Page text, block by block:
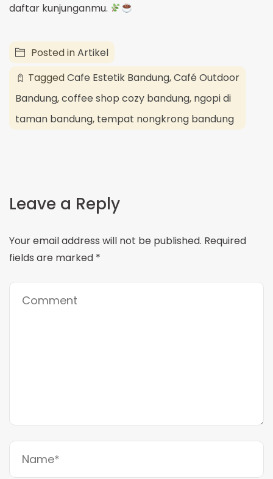
daftar kunjunganmu.
Posted inArtikel
TaggedCafe Estetik Bandung,Café Outdoor
Bandung,coffee shop cozy bandung, ngopi di
taman bandung, tempat nongkrong bandung
Leave a Reply
Your email address will not be published. Required
fields are marked *